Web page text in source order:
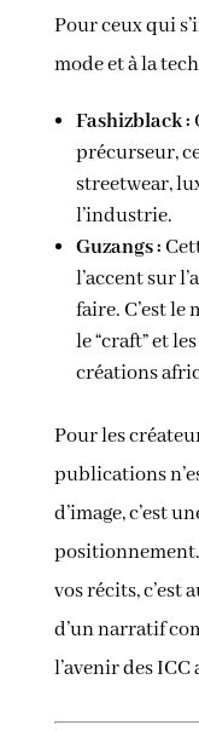
Pour ceux qui
mode et à la
Fashizblack :
précurseur,
streetwear,
l’industrie.
Guzangs :
l’accent sur
faire. C’est
le “craft” et
créations
Pour les
publications
d’image, c’est
vos récits,
d’un narratif
l’avenir des ICC